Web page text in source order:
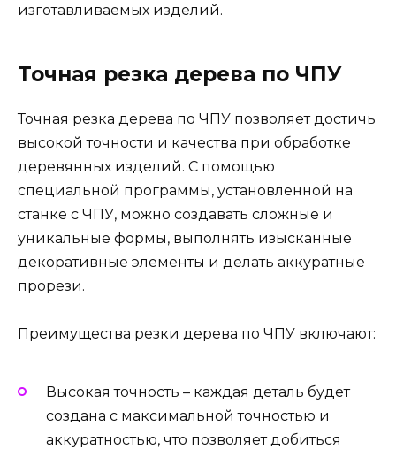
изготавливаемых изделий.
Точная резка дерева по ЧПУ
Точная резка дерева по ЧПУ позволяет достичь
высокой точности и качества при обработке
деревянных изделий. С помощью
специальной программы, установленной на
станке с ЧПУ, можно создавать сложные и
уникальные формы, выполнять изысканные
декоративные элементы и делать аккуратные
прорези.
Преимущества резки дерева по ЧПУ включают:
Высокая точность – каждая деталь будет
создана с максимальной точностью и
аккуратностью, что позволяет добиться